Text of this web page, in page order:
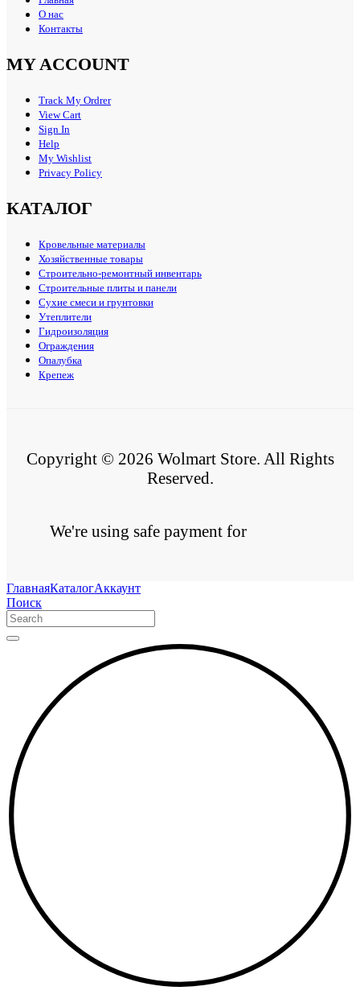
О нас
Контакты
MY ACCOUNT
Track My Ordrer
View Cart
Sign In
Help
My Wishlist
Privacy Policy
КАТАЛОГ
Кровельные материалы
Хозяйственные товары
Строительно-ремонтный инвентарь
Строительные плиты и панели
Сухие смеси и грунтовки
Утеплители
Гидроизоляция
Ограждения
Опалубка
Крепеж
Copyright © 2026 Wolmart Store. All Rights
Reserved.
We're using safe payment for
ГлавнаяКаталогАккаунт
Поиск